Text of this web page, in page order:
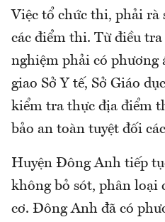
Việc tổ chức thi, phải rà
các điểm thi. Từ điều
nghiệm phải có phương
giao Sở Y tế, Sở Giáo
kiểm tra thực địa điểm
bảo an toàn tuyệt đối
Huyện Đông Anh tiếp
không bỏ sót, phân loại
cơ. Đông Anh đã có